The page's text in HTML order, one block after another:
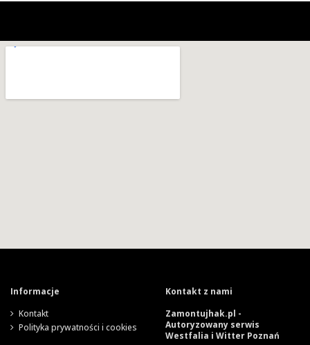
Informacje
Kontakt
Polityka prywatności i cookies
Kontakt z nami
Zamontujhak.pl -
Autoryzowany serwis
Westfalia i Witter Poznań